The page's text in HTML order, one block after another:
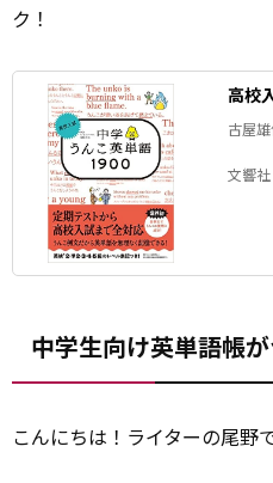
ク！
高校
古屋
文響社
中学生向け英単語帳
こんにちは！ライターの尾野で